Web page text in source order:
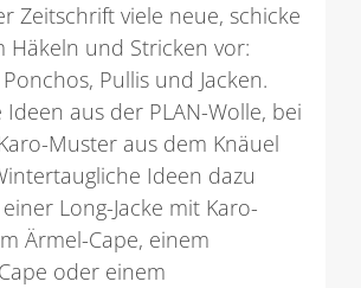
Zeitschrift viele neue, schicke
Häkeln und Stricken vor:
Pullis und Jacken.
aus der PLAN-Wolle, bei
Muster aus dem Knäuel
Ideen dazu
Long-Jacke mit Karo-
Ärmel-Cape, einem
oder einem